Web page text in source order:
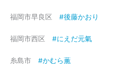
福岡市早良区 #後藤かおり
福岡市西区 #にえだ元氣
糸島市 #かむら薫